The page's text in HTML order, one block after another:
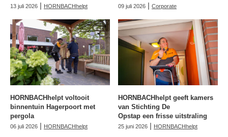
13 juli 2026 | HORNBACHhelpt 09 juli 2026 | Corporate
HORNBACHhelpt voltooit
binnentuin Hagerpoort met
pergola
06 juli 2026 | HORNBACHhelpt
HORNBACHhelpt geeft kamers
van Stichting De
Opstap een frisse uitstraling
25 juni 2026 | HORNBACHhelpt